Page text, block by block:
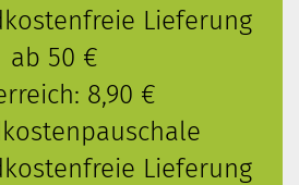
Lieferung
ab 50 €
8,90 €
Lieferung